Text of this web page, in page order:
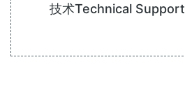
技术Technical Support